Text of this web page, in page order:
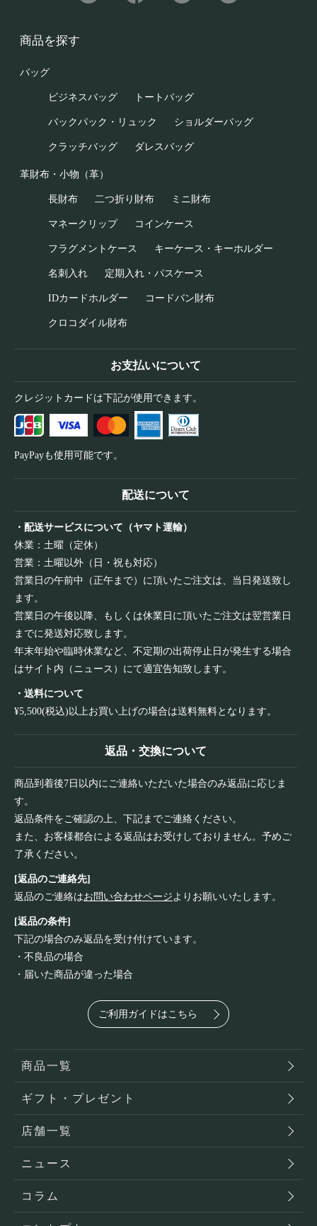
商品を探す
バッグ
ビジネスバッグ トートバッグ
バックパック・リュック ショルダーバッグ
クラッチバッグ ダレスバッグ
革財布・小物（革）
長財布 二つ折り財布 ミニ財布
マネークリップ コインケース
フラグメントケース キーケース・キーホルダー
名刺入れ 定期入れ・パスケース
IDカードホルダー コードバン財布
クロコダイル財布
お支払いについて
クレジットカードは下記が使用できます。
PayPayも使用可能です。
配送について
・配送サービスについて（ヤマト運輸）
休業：土曜（定休）
営業：土曜以外（日・祝も対応）
営業日の午前中（正午まで）に頂いたご注文は、当日発送致し
ます。
営業日の午後以降、もしくは休業日に頂いたご注文は翌営業日
までに発送対応致します。
年末年始や臨時休業など、不定期の出荷停止日が発生する場合
はサイト内（ニュース）にて適宜告知致します。
・送料について
¥5,500(税込)以上お買い上げの場合は送料無料となります。
返品・交換について
商品到着後7日以内にご連絡いただいた場合のみ返品に応じま
す。
返品条件をご確認の上、下記までご連絡ください。
また、お客様都合による返品はお受けしておりません。予めご
了承ください。
[返品のご連絡先]
返品のご連絡はお問い合わせページよりお願いいたします。
[返品の条件]
下記の場合のみ返品を受け付けています。
・不良品の場合
・届いた商品が違った場合
ご利用ガイドはこちら
商品一覧
ギフト・プレゼント
店舗一覧
ニュース
コラム